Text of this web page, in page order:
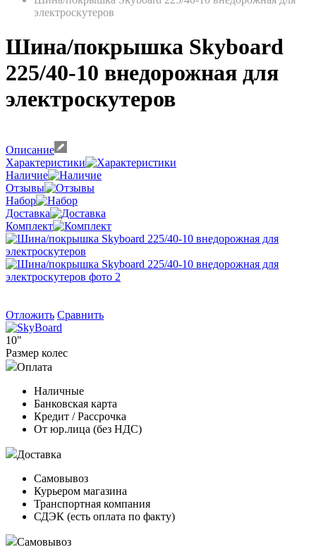
электроскутеров
Шина/покрышка Skyboard
225/40-10 внедорожная для
электроскутеров
Описание
Характеристики
Наличие
Отзывы
Набор
Доставка
Комплект
Отложить Сравнить
10"
Размер колес
Оплата
Наличные
Банковская карта
Кредит / Рассрочка
От юр.лица (без НДС)
Доставка
Самовывоз
Курьером магазина
Транспортная компания
СДЭК (есть оплата по факту)
Самовывоз